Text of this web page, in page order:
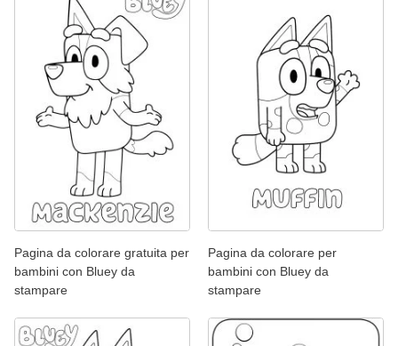
Pagina da colorare gratuita per
bambini con Bluey da
stampare
Pagina da colorare per
bambini con Bluey da
stampare